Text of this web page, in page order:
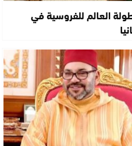
العالم للفروسية في